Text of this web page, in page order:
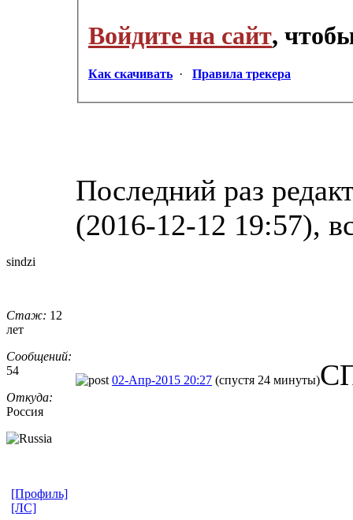
Войдите на сайт,
Как скачивать · Правила трекера
Последний раз
(2016-12-12 19:57),
sindzi
Стаж: 12
лет
Сообщений:
54
Откуда:
Россия
02-Апр-2015 20:27 (спустя 24 минуты)
[Профиль]
[ЛС]